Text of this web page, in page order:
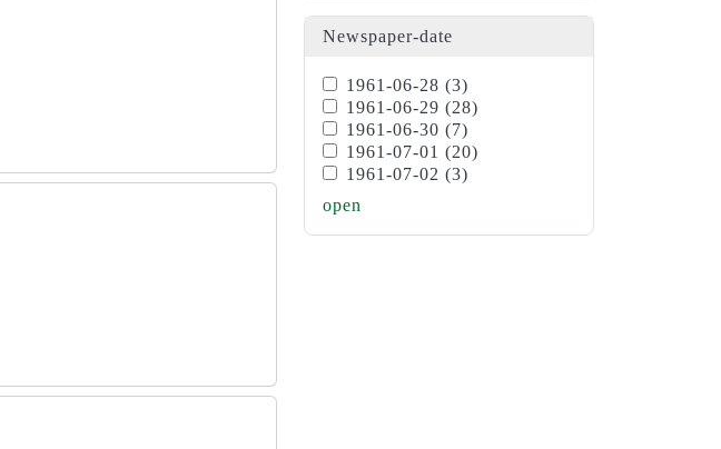
Newspaper-date
1961-06-28 (3)
1961-06-29 (28)
1961-06-30 (7)
1961-07-01 (20)
1961-07-02 (3)
open